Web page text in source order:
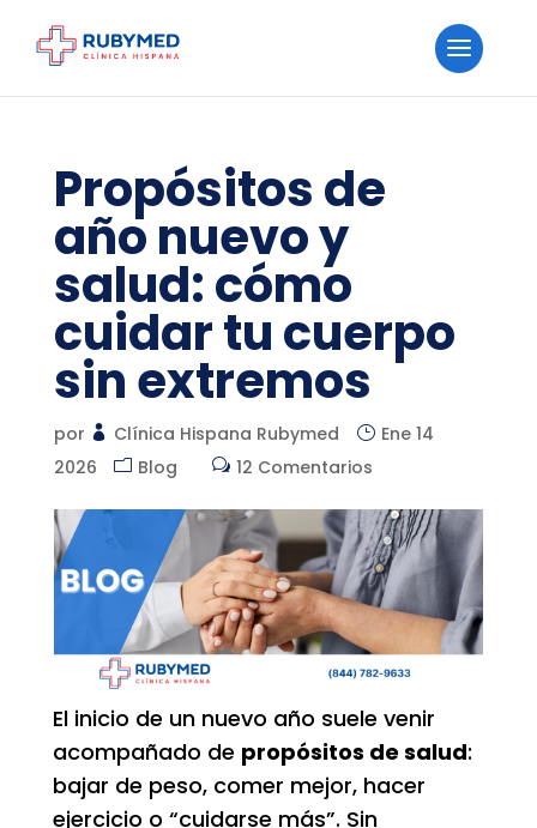
Propósitos de
año nuevo y
salud: cómo
cuidar tu cuerpo
sin extremos
por Clínica Hispana Rubymed
Ene 14
2026
Blog 12 Comentarios
El inicio de un nuevo año suele venir
acompañado de propósitos de salud:
bajar de peso, comer mejor, hacer
ejercicio o “cuidarse más”. Sin